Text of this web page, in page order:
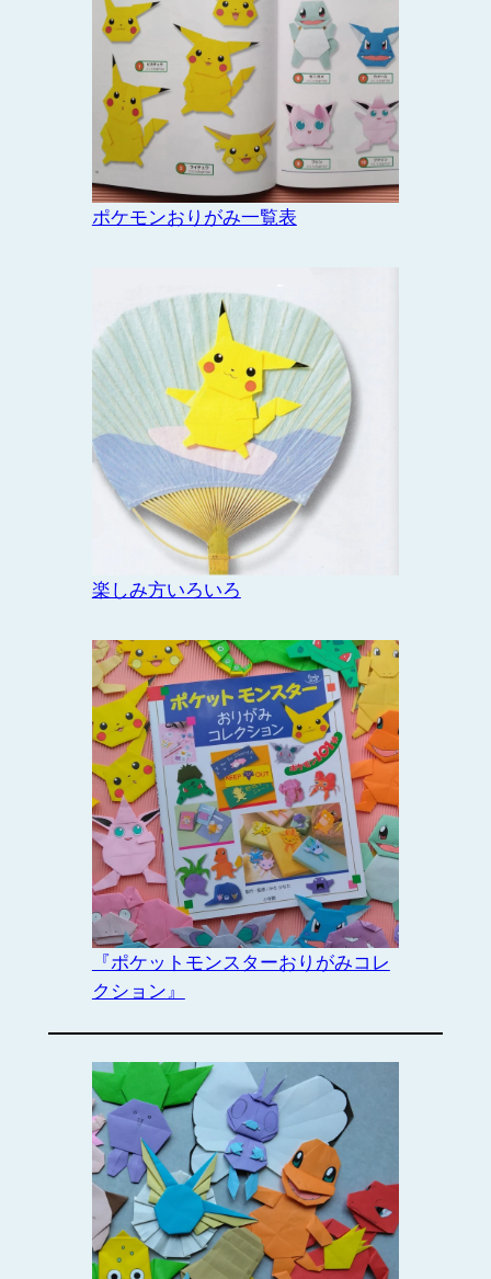
ポケモンおりがみ一覧表
楽しみ方いろいろ
『ポケットモンスターおりがみコレ
クション』